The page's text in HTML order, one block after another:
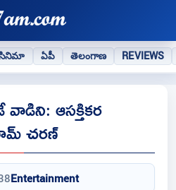
ఏపీ తెలంగాణ REVIEWS
వాడిని: ఆసక్తికర
చరణ్
Entertainment